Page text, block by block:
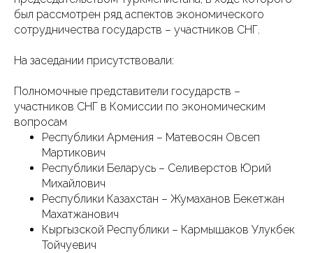
был рассмотрен ряд аспектов экономического
сотрудничества государств – участников СНГ.
На заседании присутствовали:
Полномочные представители государств –
участников СНГ в Комиссии по экономическим
вопросам
Республики Армения – Матевосян Овсеп
Мартикович
Республики Беларусь – Селиверстов Юрий
Михайлович
Республики Казахстан – Жумаханов Бекетжан
Махатжанович
Кыргызской Республики – Кармышаков Улукбек
Тойчуевич